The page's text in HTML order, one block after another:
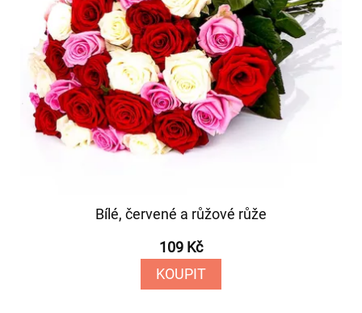
Bílé, červené a růžové růže
109 Kč
KOUPIT